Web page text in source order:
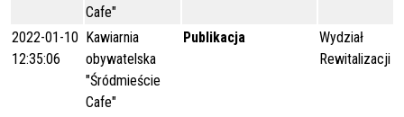
Cafe"
2022-01-10
12:35:06
Kawiarnia
obywatelska
"Śródmieście
Cafe"
Publikacja
Wydział
Rewitalizacji